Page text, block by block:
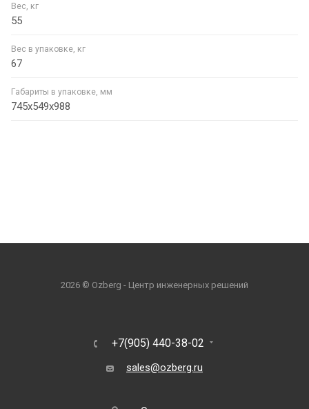
Вес, кг
55
Вес в упаковке, кг
67
Габариты в упаковке, мм
745х549х988
2026 © Ozberg - Центр инженерных решений
+7(905) 440-38-02
sales@ozberg.ru